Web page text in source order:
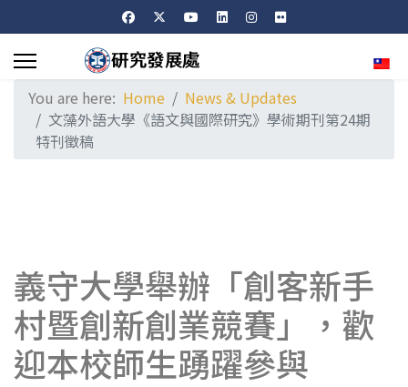
You are here: Home
News & Updates
文藻外語大學《語文與國際研究》學術期刊第24期
特刊徵稿
義守大學舉辦「創客新手
村暨創新創業競賽」，歡
迎本校師生踴躍參與